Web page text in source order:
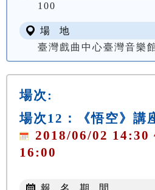
100
場 地
臺灣戲曲中心臺灣音樂
場次:
場次12：《悟空》講
2018/06/02 14:30
16:00